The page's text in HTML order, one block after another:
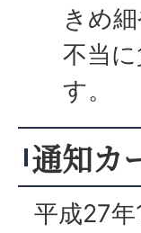
きめ
不当
す。
通知カ
平成27